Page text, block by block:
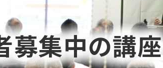
募集中の講座